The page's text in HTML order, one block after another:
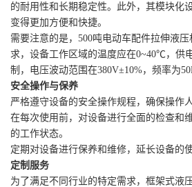
的耐用性和长期稳定性。此外，其模块化
变得更加方便和快捷。
需要注意的是，500吨电动车配件拉伸液
求，设备工作区域的温度应在0~40℃，供
制，电压波动范围在380V±10%，频率为
安全操作与保养
严格遵守设备的安全操作规程，确保操作
在每次使用前，对设备进行全面的检查和
的工作状态。
定期对设备进行保养和维修，延长设备的
定制服务
为了满足不同行业的特定需求，框架式液